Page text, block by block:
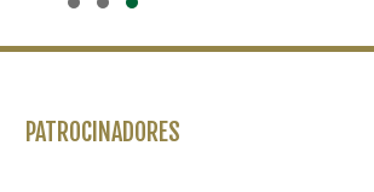
PATROCINADORES